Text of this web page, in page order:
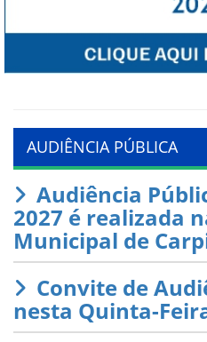
AUDIÊNCIA PÚBLICA
Audiência
2027 é realizada
Municipal de
Convite de
nesta Quinta-